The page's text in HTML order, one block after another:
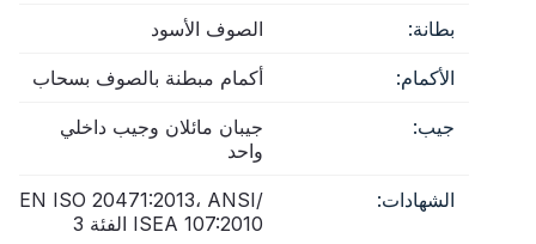
بطانة: الصوف الأسود
الأكمام: أكمام مبطنة بالصوف بسحاب
جيب:
جيبان مائلان وجيب داخلي
واحد
الشهادات:
EN ISO 20471:2013، ANSI/
ISEA 107:2010 الفئة 3